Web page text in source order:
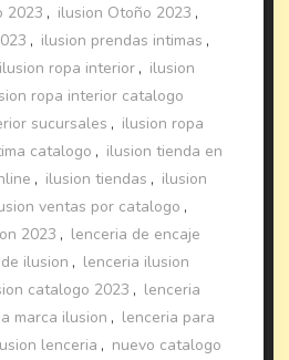
2023 , ilusion Otoño 2023 ,
, ilusion prendas intimas ,
ilusion ropa interior , ilusion
ropa interior catalogo
sucursales , ilusion ropa
catalogo , ilusion tienda en
, ilusion tiendas , ilusion
ventas por catalogo ,
2023 , lenceria de encaje
ilusion , lenceria ilusion
catalogo 2023 , lenceria
marca ilusion , lenceria para
lenceria , nuevo catalogo